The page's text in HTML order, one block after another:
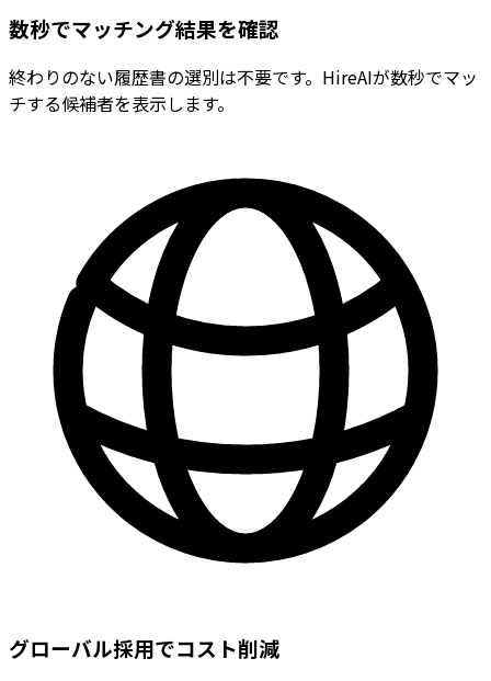
数秒でマッチング結果を確認
終わりのない履歴書の選別は不要です。HireAIが数秒でマッ
チする候補者を表示します。
グローバル採用でコスト削減